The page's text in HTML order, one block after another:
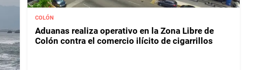
COLÓN
Aduanas realiza operativo en la Zona Libre de
Colón contra el comercio ilícito de cigarrillos